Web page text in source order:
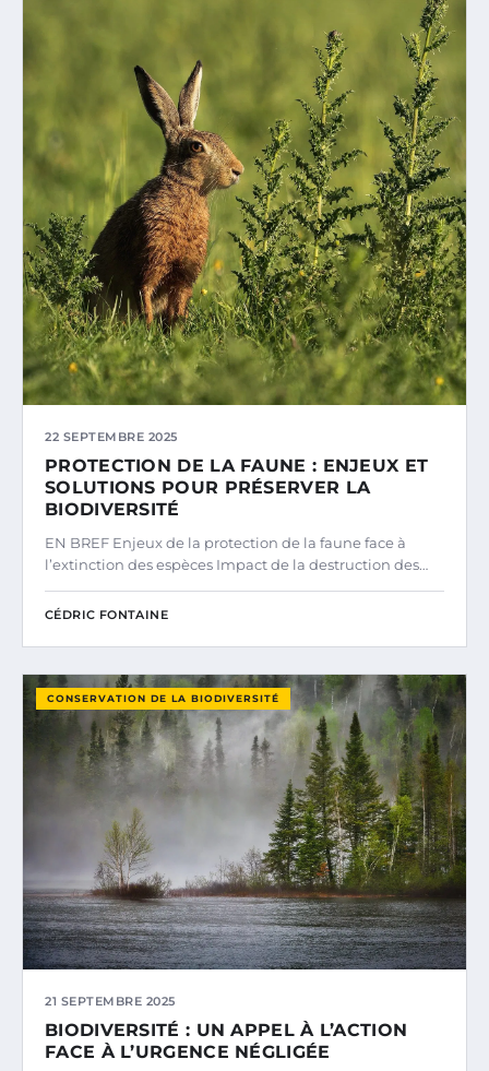
22 SEPTEMBRE 2025
PROTECTION DE LA FAUNE : ENJEUX ET
SOLUTIONS POUR PRÉSERVER LA
BIODIVERSITÉ
EN BREF Enjeux de la protection de la faune face à
l’extinction des espèces Impact de la destruction des…
CÉDRIC FONTAINE
CONSERVATION DE LA BIODIVERSITÉ
21 SEPTEMBRE 2025
BIODIVERSITÉ : UN APPEL À L’ACTION
FACE À L’URGENCE NÉGLIGÉE